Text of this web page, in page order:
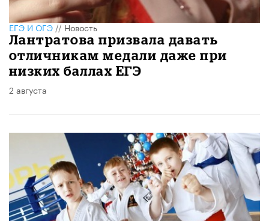
ЕГЭ И ОГЭ//Новость
Лантратова призвала давать
отличникам медали даже при
низких баллах ЕГЭ
2 августа